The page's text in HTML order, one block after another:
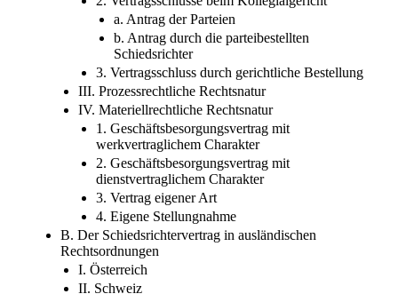
a. Antrag der Parteien
b. Antrag durch die parteibestellten
Schiedsrichter
3. Vertragsschluss durch gerichtliche Bestellung
III. Prozessrechtliche Rechtsnatur
IV. Materiellrechtliche Rechtsnatur
1. Geschäftsbesorgungsvertrag mit
werkvertraglichem Charakter
2. Geschäftsbesorgungsvertrag mit
dienstvertraglichem Charakter
3. Vertrag eigener Art
4. Eigene Stellungnahme
B. Der Schiedsrichtervertrag in ausländischen
Rechtsordnungen
I. Österreich
II. Schweiz
III. England